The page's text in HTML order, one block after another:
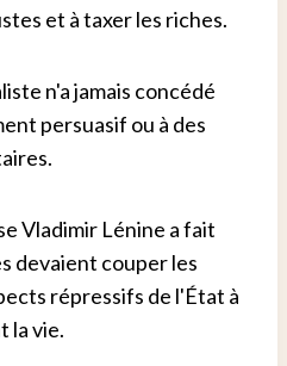
et à taxer les riches.
n'a jamais concédé
persuasif ou à des
Vladimir Lénine a fait
devaient couper les
répressifs de l'État à
la vie.